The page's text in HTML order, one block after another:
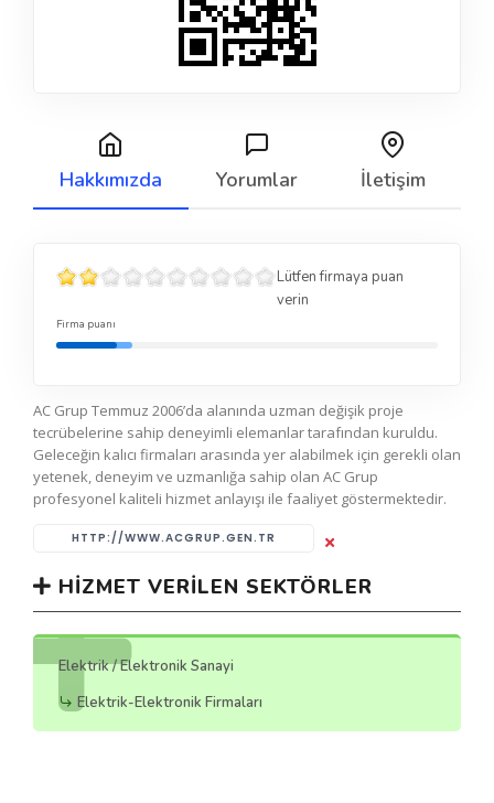
Hakkımızda Yorumlar İletişim
Lütfen firmaya puan
verin
Firma puanı
AC Grup Temmuz 2006’da alanında uzman değişik proje
tecrübelerine sahip deneyimli elemanlar tarafından kuruldu.
Geleceğin kalıcı firmaları arasında yer alabilmek için gerekli olan
yetenek, deneyim ve uzmanlığa sahip olan AC Grup
profesyonel kaliteli hizmet anlayışı ile faaliyet göstermektedir.
HTTP://WWW.ACGRUP.GEN.TR
HIZMET VERILEN SEKTÖRLER
Elektrik / Elektronik Sanayi
Elektrik-Elektronik Firmaları